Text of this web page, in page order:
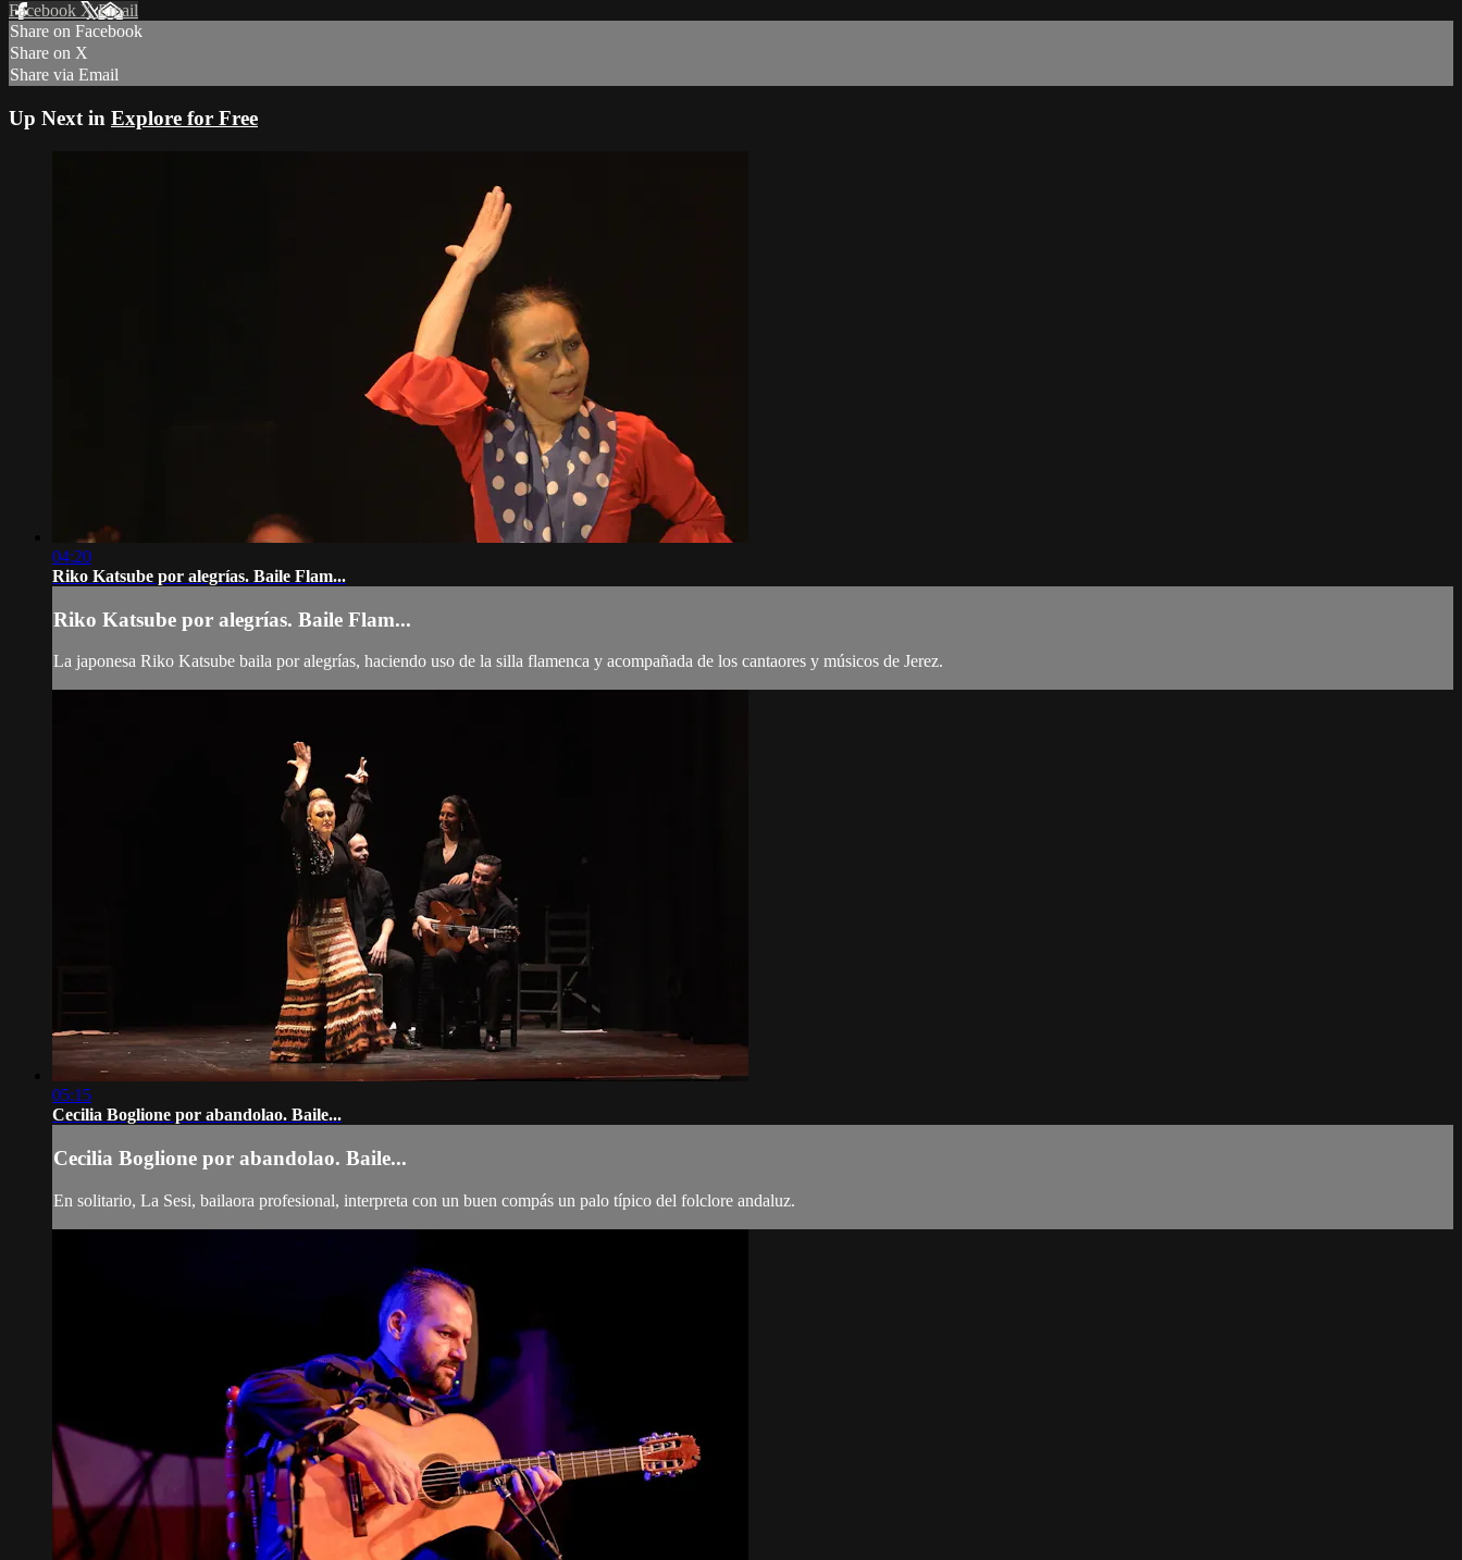
Facebook XEmail
Share on Facebook
Share on X
Share via Email
Up Next in Explore for Free
04:20
Riko Katsube por alegrías. Baile Flam...
Riko Katsube por alegrías. Baile Flam...
La japonesa Riko Katsube baila por alegrías, haciendo uso de la silla flamenca y acompañada de los cantaores y músicos de Jerez.
05:15
Cecilia Boglione por abandolao. Baile...
Cecilia Boglione por abandolao. Baile...
En solitario, La Sesi, bailaora profesional, interpreta con un buen compás un palo típico del folclore andaluz.